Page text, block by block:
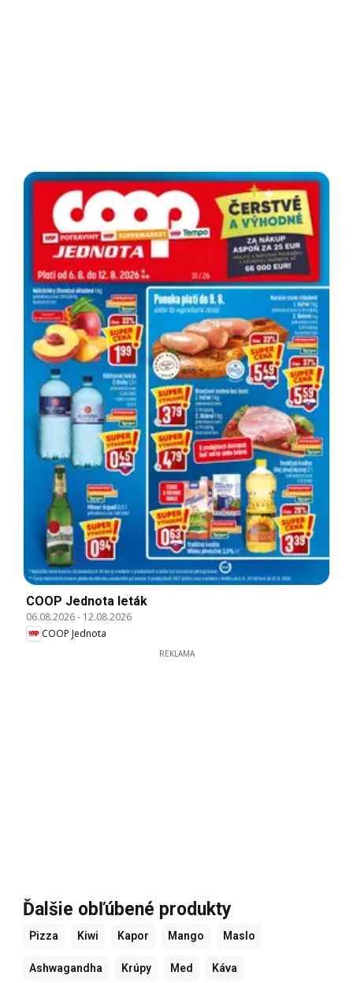
COOP Jednota leták
06.08.2026- 12.08.2026
COOP Jednota
REKLAMA
Ďalšie obľúbené produkty
Pizza Kiwi Kapor Mango Maslo
Ashwagandha Krúpy Med Káva